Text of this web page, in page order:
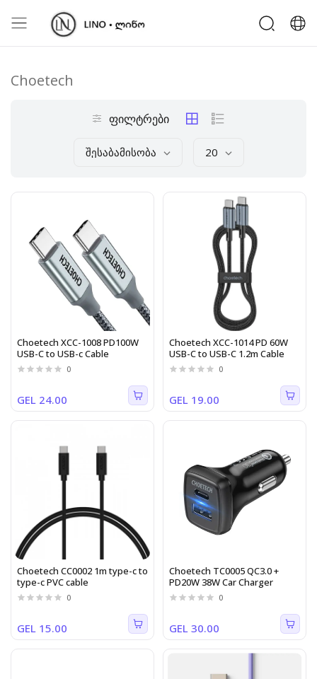
Choetech
ფილტრები
Შესაბამისობა 20
Choetech XCC-1008 PD100W
USB-C to USB-c Cable
0
GEL 24.00
Choetech XCC-1014 PD 60W
USB-C to USB-C 1.2m Cable
0
GEL 19.00
Choetech CC0002 1m type-c to
type-c PVC cable
0
GEL 15.00
Choetech TC0005 QC3.0 +
PD20W 38W Car Charger
0
GEL 30.00